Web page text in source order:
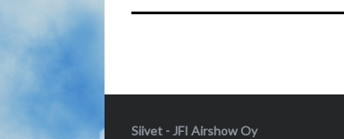
Siivet - JFI Airshow Oy